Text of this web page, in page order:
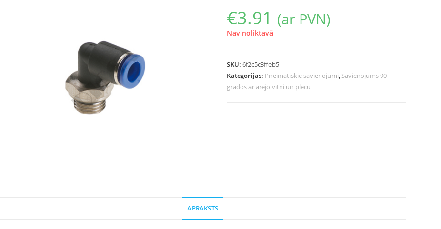
€3.91 (ar PVN)
Nav noliktavā
SKU:6f2c5c3ffeb5
Kategorijas: Pneimatiskie savienojumi, Savienojums 90
grādos ar ārejo vītni un plecu
APRAKSTS